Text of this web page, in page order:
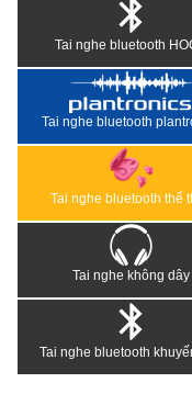
Tai nghe bluetooth
Tai nghe bluetooth
Tai nghe bluetooth thể
Tai nghe không dây
Tai nghe bluetooth